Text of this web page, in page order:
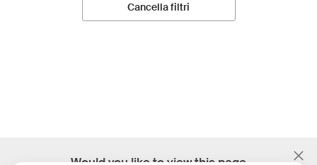
Cancella filtri